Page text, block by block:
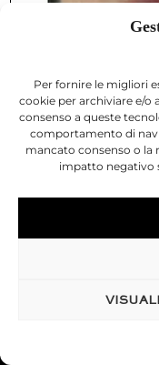
Per fornire le migliori
cookie per archiviare e/o
consenso a queste
comportamento di
mancato consenso o la
impatto negativo